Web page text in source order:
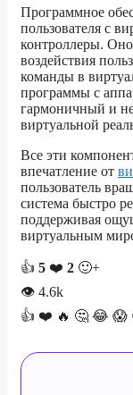
Программное
пользователя с
контроллеры.
воздействия
команды в
программы с
гармоничный и
виртуальной
Все эти
впечатление от
пользователь
система быстро
поддерживая
виртуальным
👍 5 ❤️ 2 🙂+
👁 4.6k
👍 ❤️ 🔥 🤔 😂 😱